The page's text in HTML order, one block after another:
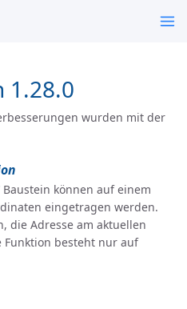
1.28.0
wurden mit der
Baustein können auf einem
eingetragen werden.
die Adresse am aktuellen
Funktion besteht nur auf